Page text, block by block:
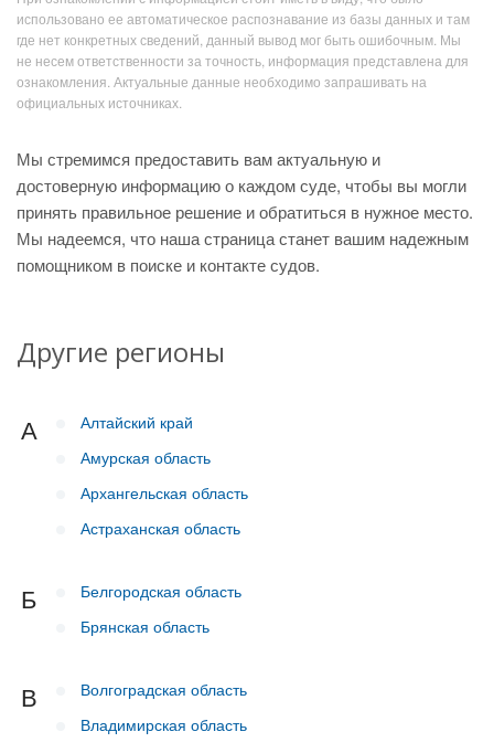
использовано ее автоматическое распознавание из базы данных и там
где нет конкретных сведений, данный вывод мог быть ошибочным. Мы
не несем ответственности за точность, информация представлена для
ознакомления. Актуальные данные необходимо запрашивать на
официальных источниках.
Мы стремимся предоставить вам актуальную и
достоверную информацию о каждом суде, чтобы вы могли
принять правильное решение и обратиться в нужное место.
Мы надеемся, что наша страница станет вашим надежным
помощником в поиске и контакте судов.
Другие регионы
А
Алтайский край
Амурская область
Архангельская область
Астраханская область
Б
Белгородская область
Брянская область
В
Волгоградская область
Владимирская область